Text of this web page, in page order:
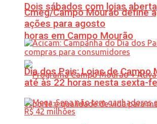
Dois sábados com lojas
horas em Campo Mourão
Cmeg/Campo Mourão define
ações para agosto
Dia dos Pais: Lojas de Campo
até às 22 horas nesta sexta-